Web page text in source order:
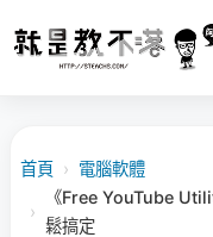
首頁 › 電腦軟體
›
《Free YouTube
鬆搞定